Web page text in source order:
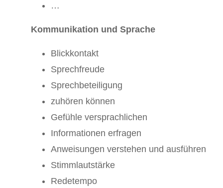
…
Kommunikation und Sprache
Blickkontakt
Sprechfreude
Sprechbeteiligung
zuhören können
Gefühle versprachlichen
Informationen erfragen
Anweisungen verstehen und ausführen
Stimmlautstärke
Redetempo